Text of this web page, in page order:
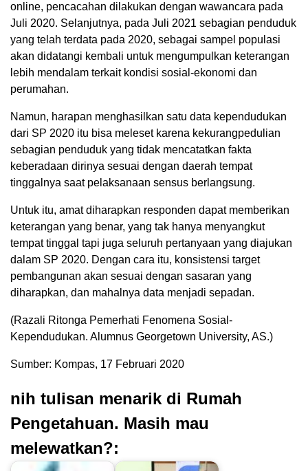
online, pencacahan dilakukan dengan wawancara pada
Juli 2020. Selanjutnya, pada Juli 2021 sebagian penduduk
yang telah terdata pada 2020, sebagai sampel populasi
akan didatangi kembali untuk mengumpulkan keterangan
lebih mendalam terkait kondisi sosial-ekonomi dan
perumahan.
Namun, harapan menghasilkan satu data kependudukan
dari SP 2020 itu bisa meleset karena kekurangpedulian
sebagian penduduk yang tidak mencatatkan fakta
keberadaan dirinya sesuai dengan daerah tempat
tinggalnya saat pelaksanaan sensus berlangsung.
Untuk itu, amat diharapkan responden dapat memberikan
keterangan yang benar, yang tak hanya menyangkut
tempat tinggal tapi juga seluruh pertanyaan yang diajukan
dalam SP 2020. Dengan cara itu, konsistensi target
pembangunan akan sesuai dengan sasaran yang
diharapkan, dan mahalnya data menjadi sepadan.
(Razali Ritonga Pemerhati Fenomena Sosial-
Kependudukan. Alumnus Georgetown University, AS.)
Sumber: Kompas, 17 Februari 2020
nih tulisan menarik di Rumah
Pengetahuan. Masih mau
melewatkan?: